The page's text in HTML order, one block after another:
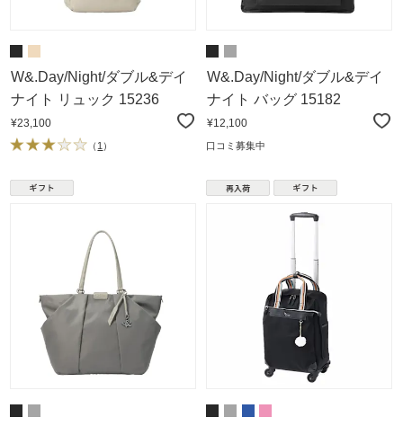
W&.Day/Night/ダブル&デイ
ナイト リュック 15236
¥23,100
（ 1 ）
W&.Day/Night/ダブル&デイ
ナイト バッグ 15182
¥12,100
口コミ募集中